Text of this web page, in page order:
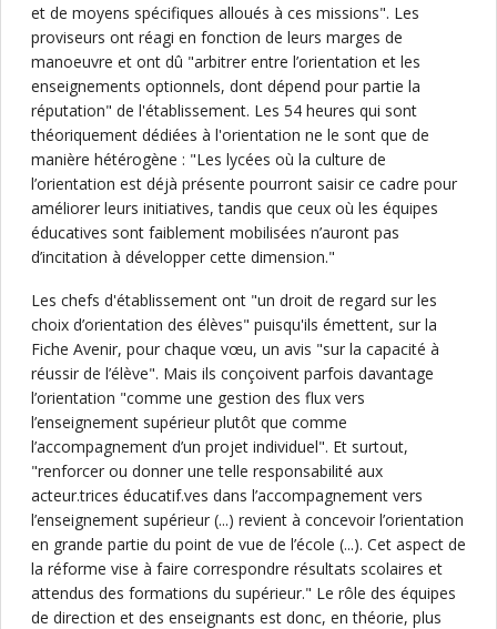
et de moyens spécifiques alloués à ces missions". Les
proviseurs ont réagi en fonction de leurs marges de
manoeuvre et ont dû "arbitrer entre l’orientation et les
enseignements optionnels, dont dépend pour partie la
réputation" de l'établissement. Les 54 heures qui sont
théoriquement dédiées à l'orientation ne le sont que de
manière hétérogène : "Les lycées où la culture de
l’orientation est déjà présente pourront saisir ce cadre pour
améliorer leurs initiatives, tandis que ceux où les équipes
éducatives sont faiblement mobilisées n’auront pas
d’incitation à développer cette dimension."
Les chefs d'établissement ont "un droit de regard sur les
choix d’orientation des élèves" puisqu'ils émettent, sur la
Fiche Avenir, pour chaque vœu, un avis "sur la capacité à
réussir de l’élève". Mais ils conçoivent parfois davantage
l’orientation "comme une gestion des flux vers
l’enseignement supérieur plutôt que comme
l’accompagnement d’un projet individuel". Et surtout,
"renforcer ou donner une telle responsabilité aux
acteur.trices éducatif.ves dans l’accompagnement vers
l’enseignement supérieur (...) revient à concevoir l’orientation
en grande partie du point de vue de l’école (...). Cet aspect de
la réforme vise à faire correspondre résultats scolaires et
attendus des formations du supérieur." Le rôle des équipes
de direction et des enseignants est donc, en théorie, plus